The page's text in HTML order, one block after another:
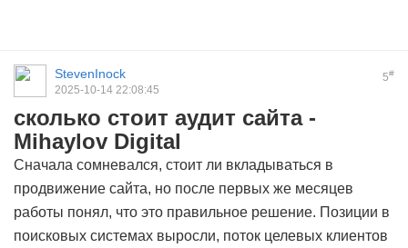
5#
StevenInock
2025-10-14 22:08:45
сколько стоит аудит сайта -
Mihaylov Digital
Сначала сомневался, стоит ли вкладываться в
продвижение сайта, но после первых же месяцев
работы понял, что это правильное решение. Позиции в
поисковых системах выросли, поток целевых клиентов